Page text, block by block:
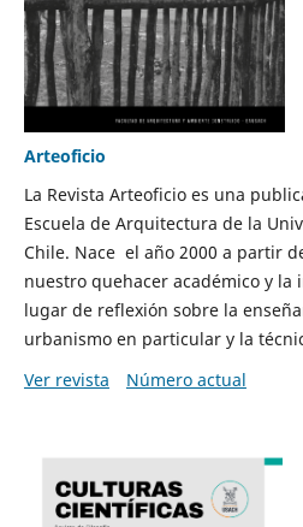
Arteoficio
La Revista Arteoficio es una
Escuela de Arquitectura de la
Chile. Nace el año 2000 a partir
nuestro quehacer académico y
lugar de reflexión sobre la
urbanismo en particular y la
Ver revista
Número actual